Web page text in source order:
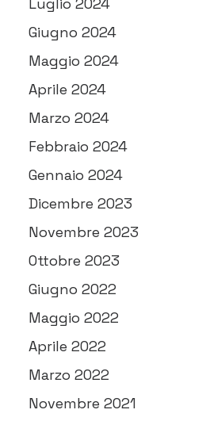
Giugno 2024
Maggio 2024
Aprile 2024
Marzo 2024
Febbraio 2024
Gennaio 2024
Dicembre 2023
Novembre 2023
Ottobre 2023
Giugno 2022
Maggio 2022
Aprile 2022
Marzo 2022
Novembre 2021